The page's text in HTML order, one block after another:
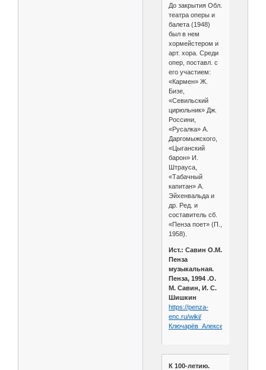
До закрытия Обл.
театра оперы и
балета (1948)
был в нем
хормейстером и
арт. хора. Среди
опер, поставл. с
его участием:
«Кармен» Ж.
Бизе,
«Севильский
цирюльник» Дж.
Россини,
«Русалка» А.
Даргомыжского,
«Цыганский
барон» И.
Штрауса,
«Табачный
капитан» А.
Эйхенвальда и
др. Ред. и
составитель сб.
«Пенза поет» (П.,
1958).
Ист.: Савин О.М.
Пенза
музыкальная.
Пенза, 1994 .О.
М. Савин, И. С.
Шишкин
https://penza-
enc.ru/wiki/
Ключарёв_Алексей_Николаевич
К 100-летию.